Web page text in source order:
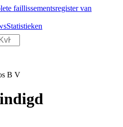
faillissementsregister van
Statistieken
B V